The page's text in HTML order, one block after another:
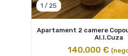
1 / 25
Apartament 2 camere
Al.I.Cuza
140,000 €